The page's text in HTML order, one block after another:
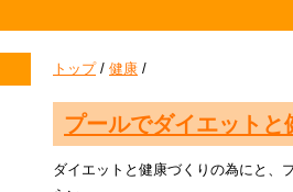
トップ/ 健康 /
プールでダイエットと
ダイエットと健康づくりの為にと、